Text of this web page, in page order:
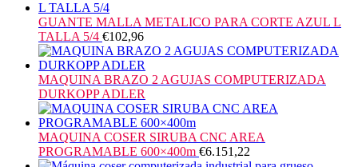
GUANTE MALLA METALICO PARA CORTE AZUL L
TALLA 5/4 €102,96
MAQUINA BRAZO 2 AGUJAS COMPUTERIZADA
DURKOPP ADLER
MAQUINA COSER SIRUBA CNC AREA
PROGRAMABLE 600×400m €6.151,22